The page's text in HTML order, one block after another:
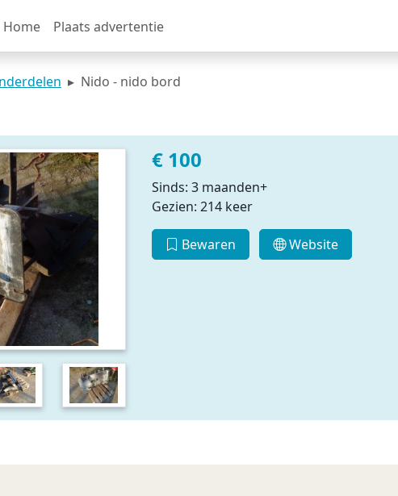
Home Plaats advertentie
Nido - nido bord
€ 100
Sinds: 3 maanden+
Gezien: 214 keer
Bewaren Website